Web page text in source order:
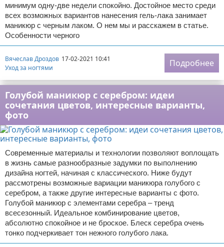
минимум одну-две недели спокойно. Достойное место среди
всех возможных вариантов нанесения гель-лака занимает
маникюр с черным лаком. О нем мы и расскажем в статье.
Особенности черного
Вячеслав Дроздов 17-02-2021 10:41
Уход за ногтями
Подробнее
Голубой маникюр с серебром: идеи
сочетания цветов, интересные варианты,
фото
Современные материалы и технологии позволяют воплощать
в жизнь самые разнообразные задумки по выполнению
дизайна ногтей, начиная с классического. Ниже будут
рассмотрены возможные вариации маникюра голубого с
серебром, а также другие интересные варианты с фото.
Голубой маникюр с элементами серебра – тренд
всесезонный. Идеальное комбинирование цветов,
абсолютно спокойное и не броское. Блеск серебра очень
тонко подчеркивает тон нежного голубого лака.